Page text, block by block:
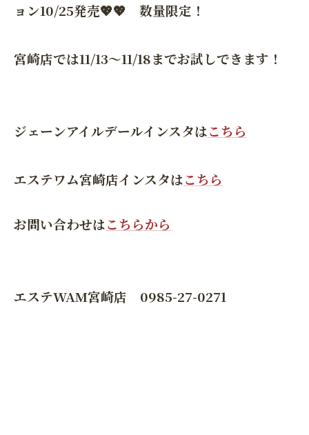
ョン10/25発売💖💖 数量限定！
宮崎店では11/13～11/18までお試しできます！
ジェーンアイルデールインスタはこちら
エステワム宮崎店インスタはこちら
お問い合わせはこちらから
エステWAM宮崎店 0985-27-0271